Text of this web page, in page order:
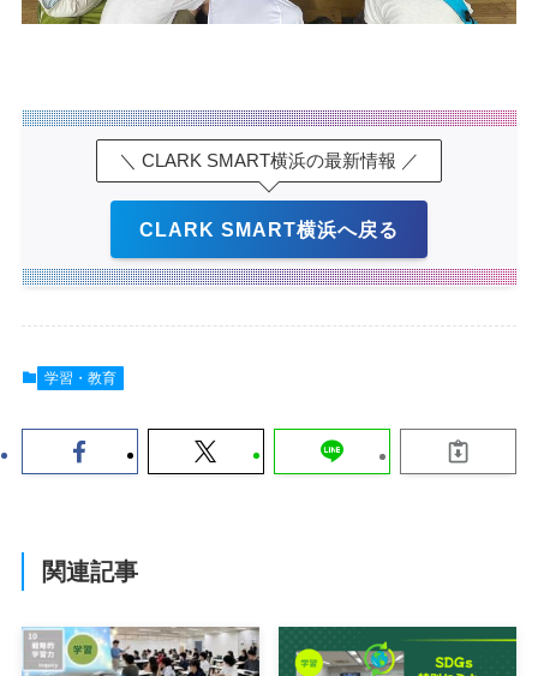
＼ CLARK SMART横浜の最新情報 ／
CLARK SMART横浜へ戻る
学習・教育
関連記事